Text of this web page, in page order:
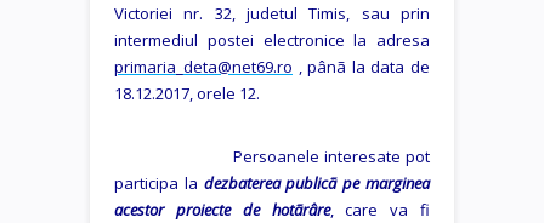
Victoriei nr. 32, judetul Timis, sau prin
intermediul postei electronice la adresa
primaria_deta@net69.ro , pânã la data de
18.12.2017, orele 12.
Persoanele interesate pot
participa la dezbaterea publicã pe marginea
acestor proiecte de hotãrâre, care va fi